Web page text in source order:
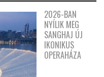
2026-BAN
NYÍLIK MEG
SANGHAJ ÚJ
IKONIKUS
OPERAHÁZA